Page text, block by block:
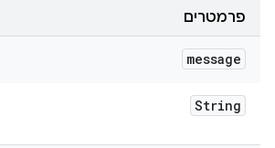
פרמטרים
message
String